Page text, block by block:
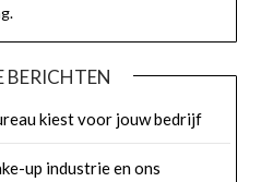
BERICHTEN
kiest voor jouw bedrijf
up industrie en ons